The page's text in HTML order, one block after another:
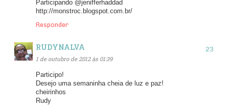
Participando @jenifferhaddad
http://monstroc.blogspot.com.br/
Responder
RUDYNALVA
1 de outubro de 2012 às 01:39
Participo!
Desejo uma semaninha cheia de luz e paz!
cheirinhos
Rudy